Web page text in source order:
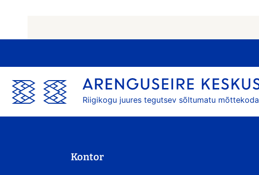
Riigikogu juures tegutsev sõltumatu mõttekoda
Kontor